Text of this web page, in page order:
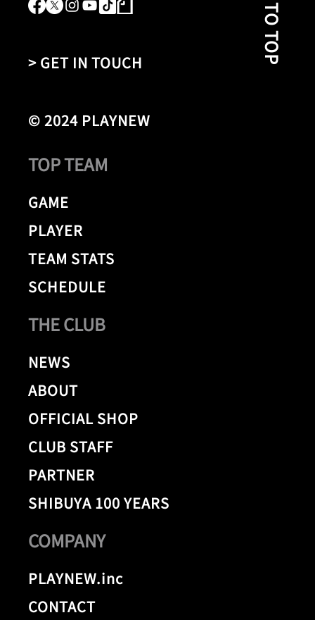
> GET IN TOUCH
© 2024 PLAYNEW
THE CLUB
NEWS
ABOUT
OFFICIAL SHOP
CLUB STAFF
PARTNER
SHIBUYA 100 YEARS
COMPANY
PLAYNEW.inc
CONTACT
TOP TEAM
GAME
PLAYER
TEAM STATS
SCHEDULE